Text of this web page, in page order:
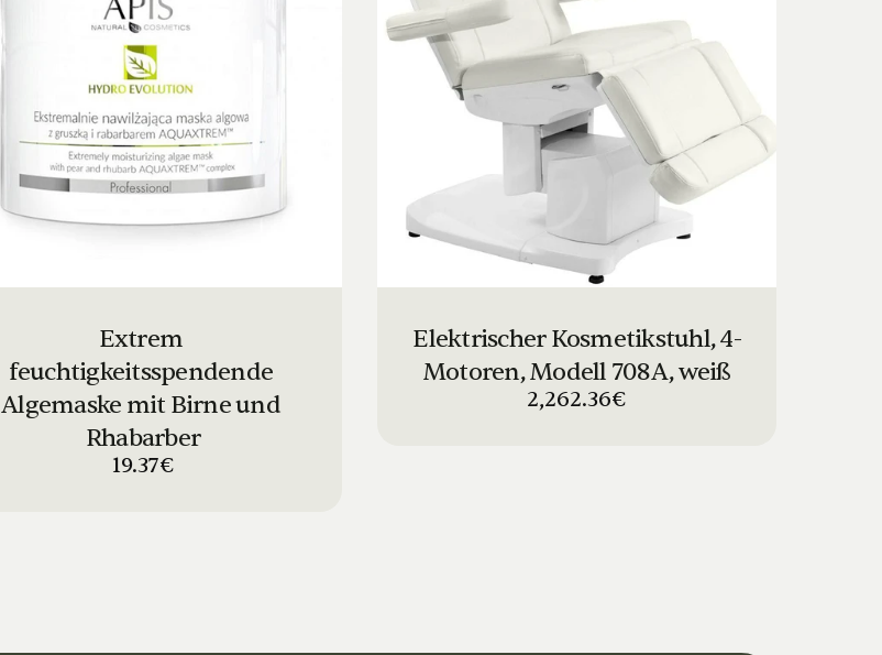
Extrem
feuchtigkeitsspendende
Algemaske mit Birne und
Rhabarber
19.37€
Elektrischer Kosmetikstuhl, 4-
Motoren, Modell 708A, weiß
2,262.36€